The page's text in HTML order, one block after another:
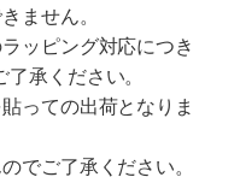
ません。
ッピング対応につき
承ください。
っての出荷となりま
でご了承ください。